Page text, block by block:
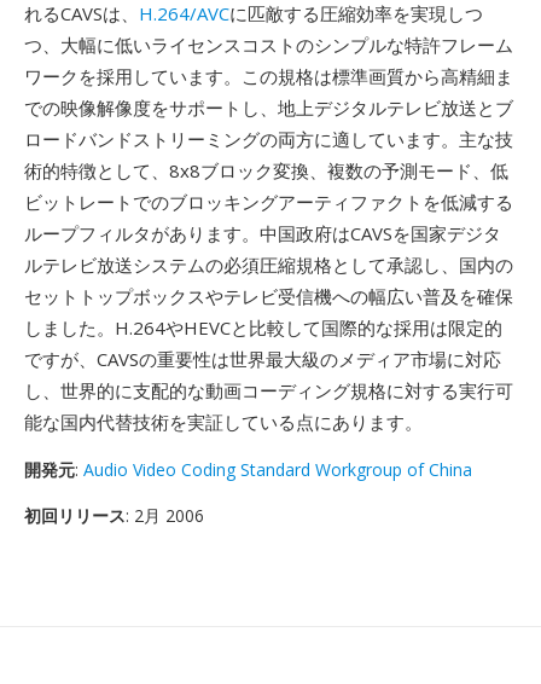
れるCAVSは、 H.264/AVCに匹敵する圧縮効率を実現しつ
つ、大幅に低いライセンスコストのシンプルな特許フレーム
ワークを採用しています。この規格は標準画質から高精細ま
での映像解像度をサポートし、地上デジタルテレビ放送とブ
ロードバンドストリーミングの両方に適しています。主な技
術的特徴として、8x8ブロック変換、複数の予測モード、低
ビットレートでのブロッキングアーティファクトを低減する
ループフィルタがあります。中国政府はCAVSを国家デジタ
ルテレビ放送システムの必須圧縮規格として承認し、国内の
セットトップボックスやテレビ受信機への幅広い普及を確保
しました。H.264やHEVCと比較して国際的な採用は限定的
ですが、CAVSの重要性は世界最大級のメディア市場に対応
し、世界的に支配的な動画コーディング規格に対する実行可
能な国内代替技術を実証している点にあります。
開発元: Audio Video Coding Standard Workgroup of China
初回リリース: 2月 2006